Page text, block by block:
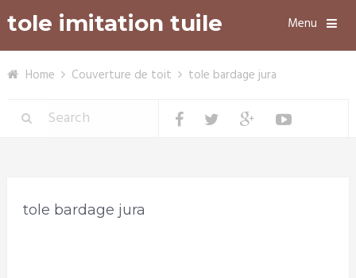
tole imitation tuile Menu
Home Couverture de toit tole bardage jura
tole bardage jura